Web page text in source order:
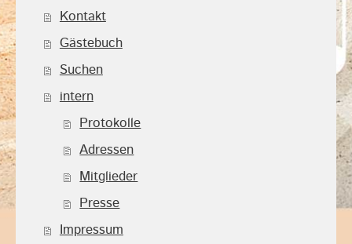
Kontakt
Gästebuch
Suchen
intern
Protokolle
Adressen
Mitglieder
Presse
Impressum